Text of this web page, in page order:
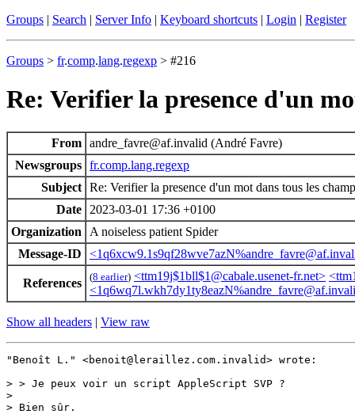
Groups | Search | Server Info | Keyboard shortcuts | Login | Register
Groups > fr.comp.lang.regexp > #216
Re: Verifier la presence d'un
From andre_favre@af.invalid (André Favre)
Newsgroups fr.comp.lang.regexp
Subject Re: Verifier la presence d'un mot dans tous les
Date
2023-03-01 17:36 +0100
Organization
A noiseless patient Spider
Message-ID
References (8 earlier) <ttm19j$1bll$1@cabale.usenet-fr.net>
Show all headers | View raw
"Benoît L." <benoit@leraillez.com.invalid> wrote:
> > Je peux voir un script AppleScript SVP ?
>
> Bien sûr.